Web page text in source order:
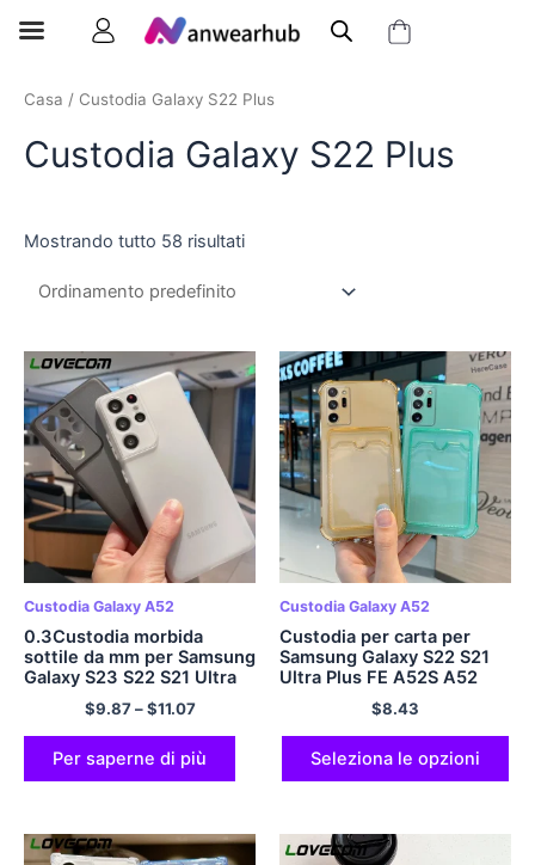
Casa / Custodia Galaxy S22 Plus
Custodia Galaxy S22 Plus
Mostrando tutto 58 risultati
Custodia Galaxy A52
0.3Custodia morbida
sottile da mm per Samsung
Galaxy S23 S22 S21 Ultra
Plus A53 A32 A52s A72
4G 5G Nota 20 Cover
trasparente opaca ultra
sottile
$9.87–$11.07
Per saperne di più
Custodia Galaxy A52
Custodia per carta per
Samsung Galaxy S22 S21
Ultra Plus FE A52S A52
A32 A72 A71 A51 A21S
A13 A12 A22 A13 A53 A13
5G supporto di carta Capa
$8.43
Seleziona le opzioni